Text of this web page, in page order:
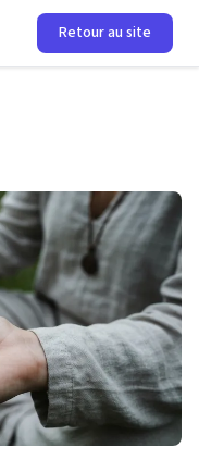
Retour au site